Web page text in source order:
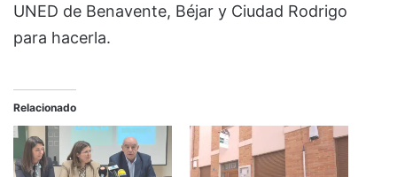
UNED de Benavente, Béjar y Ciudad Rodrigo
para hacerla.
Relacionado